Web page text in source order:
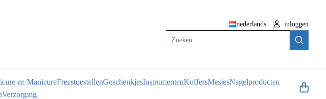
nederlands
inloggen
en ManicureFreestoestellenGeschenkjesInstrumentenKoffersMesjesNagelproducten
Verzorging